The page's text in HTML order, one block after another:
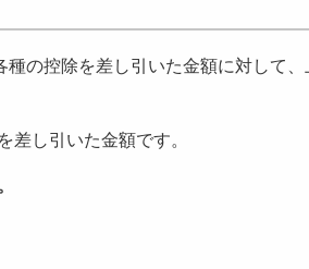
の控除を差し引いた金額に対して、
し引いた金額です。